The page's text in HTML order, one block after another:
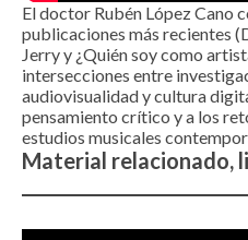
El doctor Rubén López Cano
publicaciones más recientes
Jerry y ¿Quién soy como
intersecciones entre
audiovisualidad y cultura
pensamiento crítico y a los
estudios musicales
Material relacionado,